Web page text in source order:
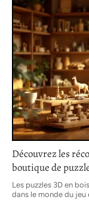
Découvrez les
boutique de
Les puzzles 3D en
dans le monde du